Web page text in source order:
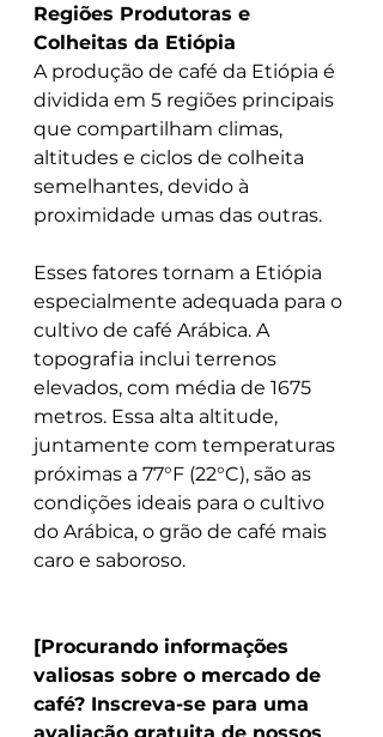
Regiões Produtoras e
Colheitas da Etiópia
A produção de café da Etiópia é
dividida em 5 regiões principais
que compartilham climas,
altitudes e ciclos de colheita
semelhantes, devido à
proximidade umas das outras.
Esses fatores tornam a Etiópia
especialmente adequada para o
cultivo de café Arábica. A
topografia inclui terrenos
elevados, com média de 1675
metros. Essa alta altitude,
juntamente com temperaturas
próximas a 77°F (22°C), são as
condições ideais para o cultivo
do Arábica, o grão de café mais
caro e saboroso.
[Procurando informações
valiosas sobre o mercado de
café? Inscreva-se para uma
avaliação gratuita de nossos